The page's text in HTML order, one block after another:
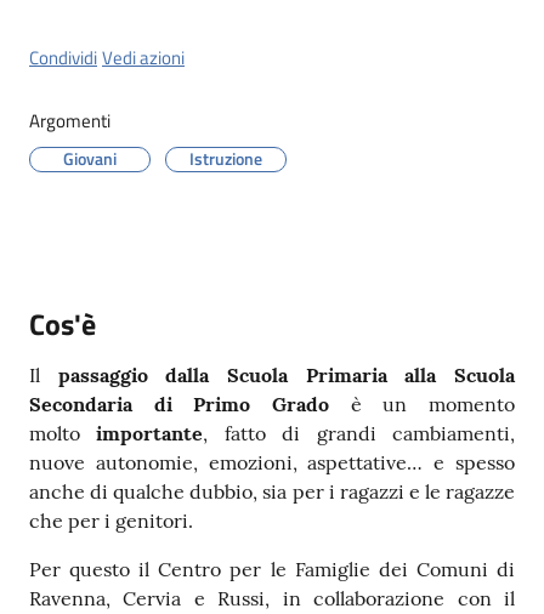
gli
argomenti
CondividiVedi azioni
Argomenti
Giovani Istruzione
Cos'è
Il passaggio dalla Scuola Primaria alla Scuola
Secondaria di Primo Grado è un momento
moltoimportante, fatto di grandi cambiamenti,
nuove autonomie, emozioni, aspettative… e spesso
anche di qualche dubbio, sia per i ragazzi e le ragazze
che per i genitori.
Per questo il Centro per le Famiglie dei Comuni di
Ravenna, Cervia e Russi, in collaborazione con il